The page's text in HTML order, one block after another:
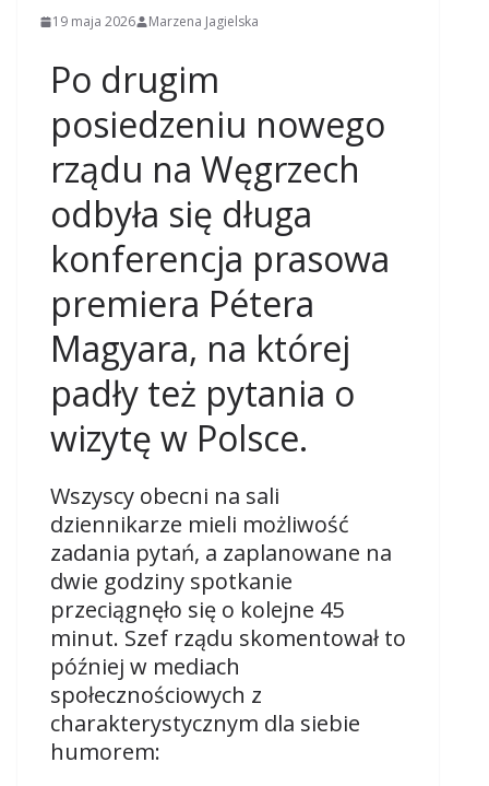
19 maja 2026 Marzena Jagielska
Po drugim
posiedzeniu nowego
rządu na Węgrzech
odbyła się długa
konferencja prasowa
premiera Pétera
Magyara, na której
padły też pytania o
wizytę w Polsce.
Wszyscy obecni na sali
dziennikarze mieli możliwość
zadania pytań, a zaplanowane na
dwie godziny spotkanie
przeciągnęło się o kolejne 45
minut. Szef rządu skomentował to
później w mediach
społecznościowych z
charakterystycznym dla siebie
humorem: